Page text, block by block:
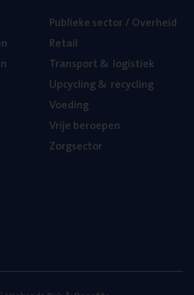
Publie­ke sec­tor / Overheid
Retail
Trans­port& logistiek
Upcy­cling& recycling
Voe­ding
Vrije beroe­pen
Zorg­sec­tor